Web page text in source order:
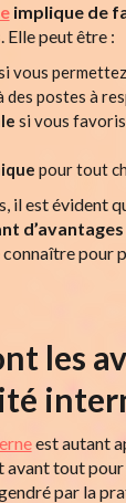
implique de
. Elle peut être :
vous
des postes à
si vous
pour tout
il est évident
connaître pour
les
est autant
avant tout pour
par la